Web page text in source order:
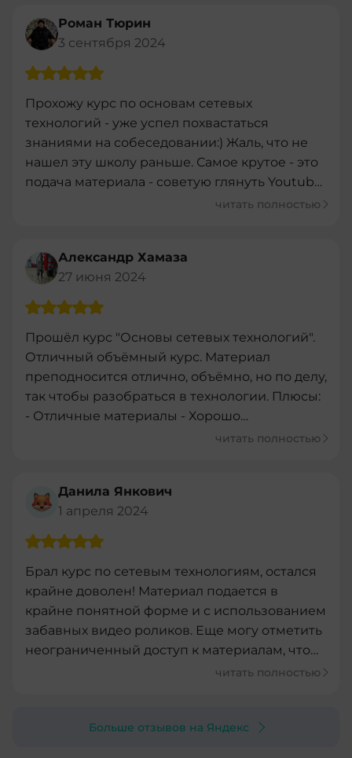
Роман Тюрин
3 сентября 2024
Прохожу курс по основам сетевых
технологий - уже успел похвастаться
знаниями на собеседовании:) Жаль, что не
нашел эту школу раньше. Самое крутое - это
подача материала - советую глянуть Youtube
школы. В самом курсе тоже стараются
всё равно приходится, как и в любом курсе,
но уже имея представление о новой
технологии. А еще в ходе обучения даются
составитель программ обучения, но до
такого не догадался. Это прям дает повод для
улыбки и социальную новость - поделился
этим с друзьями.
читать полностью
Александр Хамаза
27 июня 2024
Прошёл курс "Основы сетевых технологий".
Отличный объёмный курс. Материал
преподносится отлично, объёмно, но по делу,
так чтобы разобраться в технологии. Плюсы:
- Отличные материалы - Хорошо
выстроенные практические задачи -
внимание. Курс требует самодисциплины.
Тут ни кто не проведёт за ручку, нет
менторов и наставников. Вы сами получаете
читать полностью
Данила Янкович
1 апреля 2024
Брал курс по сетевым технологиям, остался
крайне доволен! Материал подается в
крайне понятной форме и с использованием
забавных видео роликов. Еще могу отметить
неограниченный доступ к материалам, что
позволяет всегда восполнять память.
читать полностью
Больше отзывов на Яндекс